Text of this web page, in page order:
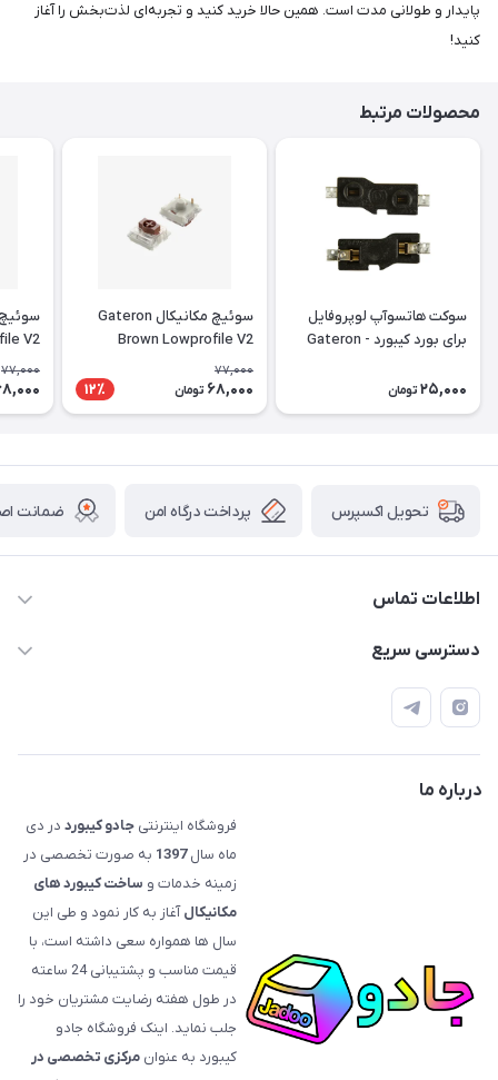
پایدار و طولانی مدت است. همین حالا خرید کنید و تجربه‌ای لذت‌بخش را آغاز
کنید!
محصولات مرتبط
سوکت هاتسوآپ لوپروفایل
برای بورد کیبورد - Gateron
PCB Socket
25,000 تومان
سوئیچ مکانیکال Gateron
Brown Lowprofile V2
77,000
68,000 تومان 12٪
V2
77,000
تحویل اکسپرس پرداخت درگاه امن ضمانت
اطلاعات تماس
09120992668
info@jadookb.com
حضوری، با هماهنگی)
دسترسی سریع
حساب کاربری
اصطلاحات و مفاهیم مرتبط به کیبوردهای مکانیکال
درباره ما
فروشگاه اینترنتی جادو کیبورد در دی
ماه سال1397 به صورت تخصصی در
زمینه خدمات و ساخت کیبورد های
مکانیکالآغاز به کار نمود و طی این
سال ها همواره سعی داشته است، با
قیمت‌ مناسب و پشتیبانی 24 ساعته
در طول هفته رضایت مشتریان خود را
جلب نماید. اینک فروشگاه جادو
کیبورد به عنوان مرکزی تخصصی در